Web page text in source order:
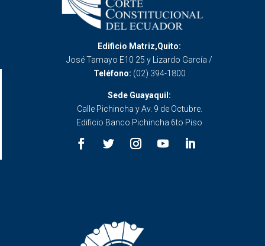
Edificio Matriz,Quito:
José Tamayo E10 25 y Lizardo García /
Teléfono: (02) 394-1800
Sede Guayaquil:
Calle Pichincha y Av. 9 de Octubre.
Edificio Banco Pichincha 6to Piso